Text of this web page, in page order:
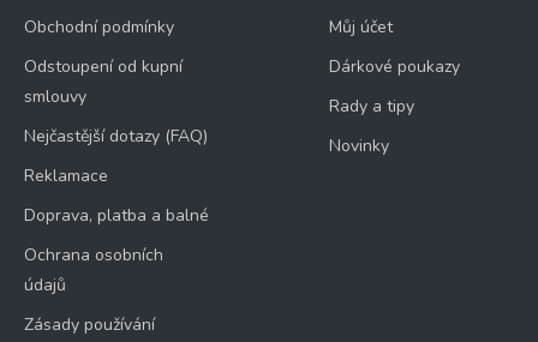
Obchodní podmínky
Odstoupení od kupní
smlouvy
Nejčastější dotazy (FAQ)
Reklamace
Doprava, platba a balné
Ochrana osobních
údajů
Zásady používání
Můj účet
Dárkové poukazy
Rady a tipy
Novinky